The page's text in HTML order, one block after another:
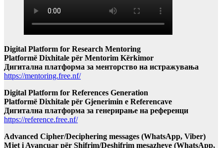
Digital Platform for Research Mentoring
Platformë Dixhitale për Mentorim Kërkimor
Дигитална платформа за менторство на истражувања
https://mentoring.free.nf/
Digital Platform for References Generation
Platformë Dixhitale për Gjenerimin e Referencave
Дигитална платформа за генерирање на референци
https://reference.free.nf/
Advanced Cipher/Deciphering messages (WhatsApp, Viber)
Mjet i Avancuar për Shifrim/Deshifrim mesazheve (WhatsApp,